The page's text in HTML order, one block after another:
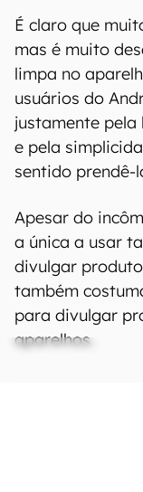
É claro que
mas é muito
limpa no
usuários do
justamente pela
e pela
sentido prendê-
Apesar do
a única a usar
divulgar
também
para divulgar
aparelhos.